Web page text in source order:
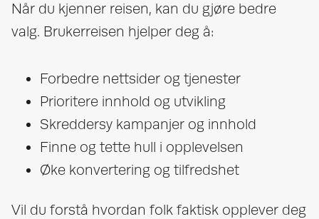
Når du kjenner reisen, kan du gjøre bedre
valg. Brukerreisen hjelper deg å:
Forbedre nettsider og tjenester
Prioritere innhold og utvikling
Skreddersy kampanjer og innhold
Finne og tette hull i opplevelsen
Øke konvertering og tilfredshet
Vil du forstå hvordan folk faktisk opplever deg